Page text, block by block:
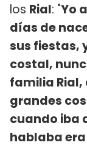
los Rial: "Yo
días de
sus fiestas,
costal,
familia Rial,
grandes
cuando iba
hablaba